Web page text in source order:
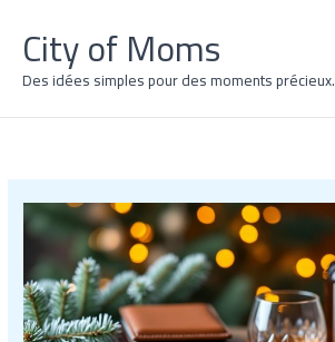
contenido
City of Moms
Des idées simples pour des moments précieux.